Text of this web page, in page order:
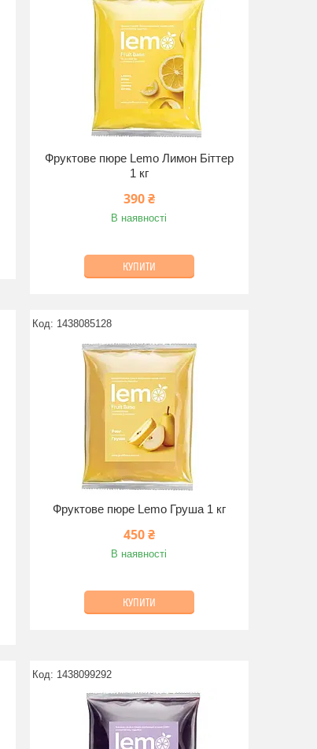
Фруктове пюре Lemo Лимон Біттер
1 кг
390 ₴
В наявності
КУПИТИ
1438085128
Фруктове пюре Lemo Груша 1 кг
450 ₴
В наявності
КУПИТИ
1438099292